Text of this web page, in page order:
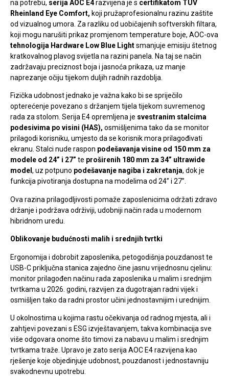
na potrebu, serija AOC E4razvijena je s certifikatom TÜV
Rheinland Eye Comfort, koji pružaprofesionalnu razinu zaštite
od vizualnog umora. Za razliku od uobičajenih softverskih filtara,
koji mogu narušiti prikaz promjenom temperature boje, AOC-ova
tehnologija Hardware Low Blue Lightsmanjuje emisiju štetnog
kratkovalnog plavog svijetla na razini panela. Na taj se način
zadržavaju preciznost boja i jasnoća prikaza, uz manje
naprezanje očiju tijekom duljih radnih razdoblja.
Fizička udobnost jednako je važna kako bi se spriječilo
opterećenje povezano s držanjem tijela tijekom suvremenog
rada za stolom. Serija E4 opremljena je svestranim stalcima
podesivima po visini (HAS), osmišljenima tako da se monitor
prilagodi korisniku, umjesto da se korisnik mora prilagođivati
ekranu. Stalci nude raspon podešavanja visine od 150 mm za
modele od 24” i 27” te proširenih 180 mm za 34” ultrawide
model , uz potpuno podešavanje nagiba i zakretanja, dok je
funkcija pivotiranja dostupna na modelima od 24” i 27”.
Ova razina prilagodljivosti pomaže zaposlenicima održati zdravo
držanje i podržava održiviji, udobniji način rada u modernom
hibridnom uredu.
Oblikovanje budućnosti malih i srednjih tvrtki
Ergonomija i dobrobit zaposlenika, petogodišnja pouzdanost te
USB-C priključna stanica zajedno čine jasnu vrijednosnu cjelinu:
monitor prilagođen načinu rada zaposlenika u malim i srednjim
tvrtkama u 2026. godini, razvijen za dugotrajan radni vijek i
osmišljen tako da radni prostor učini jednostavnijim i urednijim.
U okolnostima u kojima rastu očekivanja od radnog mjesta, ali i
zahtjevi povezani s ESG izvještavanjem, takva kombinacija sve
više odgovara onome što timovi za nabavu u malim i srednjim
tvrtkama traže. Upravo je zato serija AOC E4 razvijena kao
rješenje koje objedinjuje udobnost, pouzdanost i jednostavniju
svakodnevnu upotrebu.